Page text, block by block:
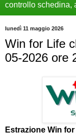
controllo schedina,
lunedì 11 maggio 2026
Win for Life
05-2026 ore
Estrazione Win for